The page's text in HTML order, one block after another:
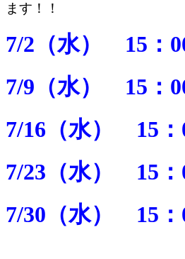
ます！！
7/2（水） 15：
7/9（水） 15：
7/16（水） 15：
7/23（水） 15：
7/30（水） 15：